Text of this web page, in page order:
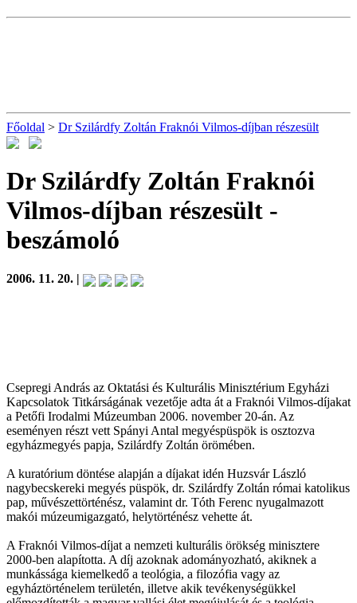
Főoldal > Dr Szilárdfy Zoltán Fraknói Vilmos-díjban részesült
Dr Szilárdfy Zoltán Fraknói
Vilmos-díjban részesült -
beszámoló
2006. 11. 20. |
Csepregi András az Oktatási és Kulturális Minisztérium Egyházi
Kapcsolatok Titkárságának vezetője adta át a Fraknói Vilmos-díjakat
a Petőfi Irodalmi Múzeumban 2006. november 20-án. Az
eseményen részt vett Spányi Antal megyéspüspök is osztozva
egyházmegyés papja, Szilárdfy Zoltán örömében.
A kuratórium döntése alapján a díjakat idén Huzsvár László
nagybecskereki megyés püspök, dr. Szilárdfy Zoltán római katolikus
pap, művészettörténész, valamint dr. Tóth Ferenc nyugalmazott
makói múzeumigazgató, helytörténész vehette át.
A Fraknói Vilmos-díjat a nemzeti kulturális örökség minisztere
2000-ben alapította. A díj azoknak adományozható, akiknek a
munkássága kiemelkedő a teológia, a filozófia vagy az
egyháztörténelem területén, illetve akik tevékenységükkel